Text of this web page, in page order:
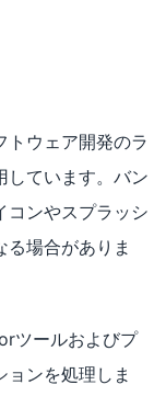
トウェア開発のラ
しています。バン
コンやスプラッシ
る場合がありま
ツールおよびプ
ンを処理しま